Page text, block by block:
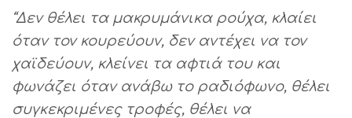
“Δεν θέλει τα μακρυμάνικα ρούχα, κλαίει
όταν τον κουρεύουν, δεν αντέχει να τον
χαϊδεύουν, κλείνει τα αφτιά του και
φωνάζει όταν ανάβω το ραδιόφωνο, θέλει
συγκεκριμένες τροφές, θέλει να